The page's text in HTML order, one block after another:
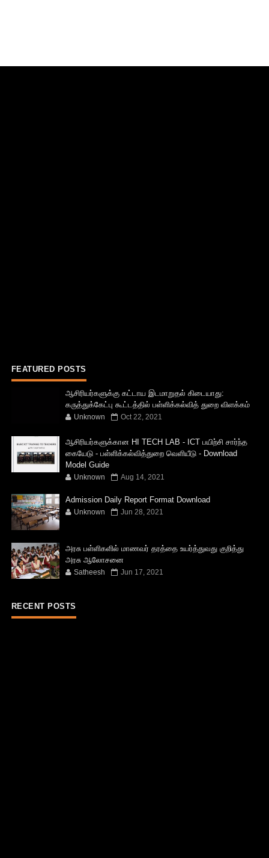
FEATURED POSTS
ஆசிரியர்களுக்கு கட்டாய இடமாறுதல் கிடையாது:
கருத்துக்கேட்பு கூட்டத்தில் பள்ளிக்கல்வித் துறை விளக்கம்
Unknown Oct 22, 2021
ஆசிரியர்களுக்கான HI TECH LAB - ICT பயிற்சி சார்ந்த
கையேடு - பள்ளிக்கல்வித்துறை வெளியீடு - Download
Model Guide
Unknown Aug 14, 2021
Admission Daily Report Format Download
Unknown Jun 28, 2021
அரசு பள்ளிகளில் மாணவர் தரத்தை உயர்த்துவது குறித்து
அரசு ஆலோசனை
Satheesh Jun 17, 2021
RECENT POSTS